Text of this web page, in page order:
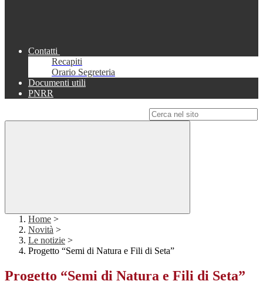
Contatti
Recapiti
Orario Segreteria
Documenti utili
PNRR
Home >
Novità >
Le notizie >
Progetto “Semi di Natura e Fili di Seta”
Progetto “Semi di Natura e Fili di Seta”